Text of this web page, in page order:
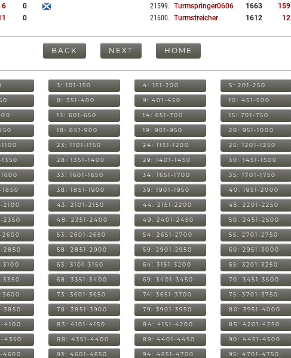
6
0
0
21599. Turmspringer0606 1663 159
21600. Turmstreicher 1612 12
BACK NEXT HOME
3: 101-150 4: 151-200 5: 201-250
8: 351-400 9: 401-450 10: 451-500
13: 601-650 14: 651-700 15: 701-750
18: 851-900 19: 901-950 20: 951-1000
23: 1101-1150 24: 1151-1200 25: 1201-1250
28: 1351-1400 29: 1401-1450 30: 1451-1500
33: 1601-1650 34: 1651-1700 35: 1701-1750
1850 38: 1851-1900 39: 1901-1950 40: 1951-2000
2100 43: 2101-2150 44: 2151-2200 45: 2201-2250
2350 48: 2351-2400 49: 2401-2450 50: 2451-2500
2600 53: 2601-2650 54: 2651-2700 55: 2701-2750
2850 58: 2851-2900 59: 2901-2950 60: 2951-3000
3100 63: 3101-3150 64: 3151-3200 65: 3201-3250
3350 68: 3351-3400 69: 3401-3450 70: 3451-3500
3600 73: 3601-3650 74: 3651-3700 75: 3701-3750
3850 78: 3851-3900 79: 3901-3950 80: 3951-4000
4100 83: 4101-4150 84: 4151-4200 85: 4201-4250
4350 88: 4351-4400 89: 4401-4450 90: 4451-4500
4600 93: 4601-4650 94: 4651-4700 95: 4701-4750